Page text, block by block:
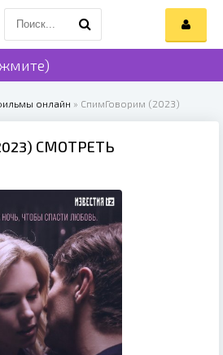
онлайн » СпимГоворим (2023)
СМОТРЕТЬ